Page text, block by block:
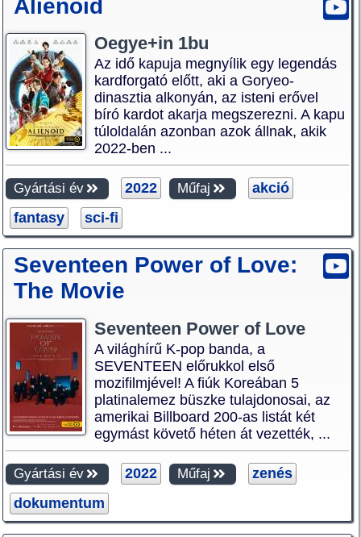
Alienoid
Oegye+in 1bu
Az idő kapuja megnyílik egy legendás
kardforgató előtt, aki a Goryeo-
dinasztia alkonyán, az isteni erővel
bíró kardot akarja megszerezni. A kapu
túloldalán azonban azok állnak, akik
2022-ben ...
Gyártási év 2022 Műfaj
akció
fantasy
sci-fi
Seventeen Power of Love:
The Movie
Seventeen Power of Love
A világhírű K-pop banda, a
SEVENTEEN előrukkol első
mozifilmjével! A fiúk Koreában 5
platinalemez büszke tulajdonosai, az
amerikai Billboard 200-as listát két
egymást követő héten át vezették, ...
Gyártási év 2022 Műfaj
zenés
dokumentum